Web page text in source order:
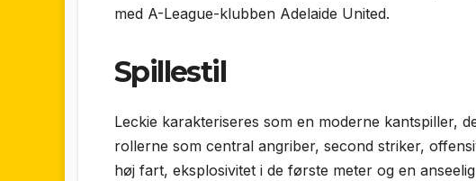
med A-League-klubben Adelaide United.
Spillestil
Leckie karakteriseres som en moderne kantspiller,
rollerne som central angriber, second striker,
høj fart, eksplosivitet i de første meter og en